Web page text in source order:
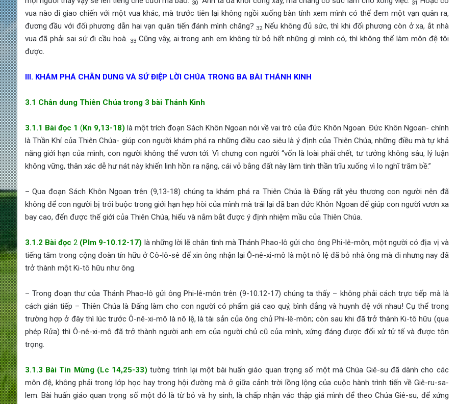
30 31
vua nào đi giao chiến với một vua khác, mà trước tiên lại không ngồi xuống bàn tính xem mình có thể đem một vạn quân ra,
đương đầu với đối phương dẫn hai vạn quân tiến đánh mình chăng? 32 Nếu không đủ sức, thì khi đối phương còn ở xa, ắt nhà
vua đã phải sai sứ đi cầu hoà. 33Cũng vậy, ai trong anh em không từ bỏ hết những gì mình có, thì không thể làm môn đệ tôi
được.
III. KHÁM PHÁ CHÂN DUNG VÀ SỨ ĐIỆP LỜI CHÚA TRONG BA BÀI THÁNH KINH
3.1 Chân dung Thiên Chúa trong 3 bài Thánh Kinh
3.1.1 Bài đọc 1 (Kn 9,13-18) là một trích đoạn Sách Khôn Ngoan nói về vai trò của đức Khôn Ngoan. Đức Khôn Ngoan- chính
là Thần Khí của Thiên Chúa- giúp con người khám phá ra những điều cao siêu là ý định của Thiên Chúa, những điều mà tự khả
năng giới hạn của mình, con người không thể vươn tới. Vì chưng con người “vốn là loài phải chết, tư tưởng không sâu, lý luận
không vững, thân xác dễ hư nát này khiến linh hồn ra nặng, cái vỏ bằng đất này làm tinh thần trĩu xuống vì lo nghĩ trăm bề.”
– Qua đoạn Sách Khôn Ngoan trên (9,13-18) chúng ta khám phá ra Thiên Chúa là Đấng rất yêu thương con người nên đã
không để con người bị trói buộc trong giới hạn hẹp hòi của mình mà trái lại đã ban đức Khôn Ngoan để giúp con người vươn xa
bay cao, đến được thế giới của Thiên Chúa, hiểu và nắm bắt được ý định nhiệm mầu của Thiên Chúa.
3.1.2 Bài đọc2 (Plm 9-10.12-17) là những lời lẽ chân tình mà Thánh Phao-lô gửi cho ông Phi-lê-môn, một người có địa vị và
tiếng tăm trong cộng đoàn tín hữu ở Cô-lô-sê để xin ông nhận lại Ô-nê-xi-mô là một nô lệ đã bỏ nhà ông mà đi nhưng nay đã
trở thành một Ki-tô hữu như ông.
– Trong đoạn thư của Thánh Phao-lô gửi ông Phi-lê-môn trên (9-10.12-17) chúng ta thấy – không phải cách trực tiếp mà là
cách gián tiếp – Thiên Chúa là Đấng làm cho con người có phẩm giá cao quý, bình đẳng và huynh đệ với nhau! Cụ thể trong
trường hợp ở đây thì lúc trước Ô-nê-xi-mô là nô lệ, là tài sản của ông chủ Phi-lê-môn; còn sau khi đã trở thành Ki-tô hữu (qua
phép Rửa) thì Ô-nê-xi-mô đã trở thành người anh em của người chủ cũ của mình, xứng đáng được đối xử tử tế và được tôn
trọng.
3.1.3 Bài Tin Mừng (Lc 14,25-33)tường trình lại một bài huấn giáo quan trọng số một mà Chúa Giê-su đã dành cho các
môn đệ, không phải trong lớp học hay trong hội đường mà ở giữa cảnh trời lồng lộng của cuộc hành trình tiến về Giê-ru-sa-
lem. Bài huấn giáo quan trọng số một đó là từ bỏ và hy sinh, là chấp nhận vác thập giá mình để theo Chúa Giê-su, để xứng